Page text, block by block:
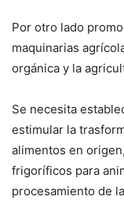
Por otro lado
maquinarias
orgánica y la
Se necesita
estimular la
alimentos en origen,
frigoríficos para
procesamiento de